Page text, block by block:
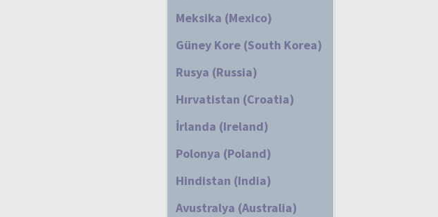
Meksika (Mexico)
Güney Kore (South Korea)
Rusya (Russia)
Hırvatistan (Croatia)
İrlanda (Ireland)
Polonya (Poland)
Hindistan (India)
Avustralya (Australia)